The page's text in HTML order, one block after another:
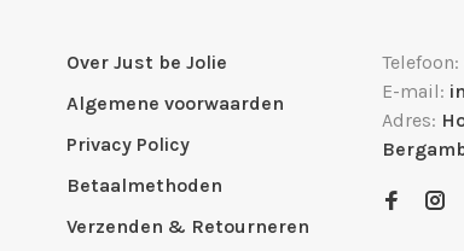
Over Just be Jolie
Algemene voorwaarden
Privacy Policy
Betaalmethoden
Verzenden & Retourneren
Telefoon:
E-mail:
Adres: